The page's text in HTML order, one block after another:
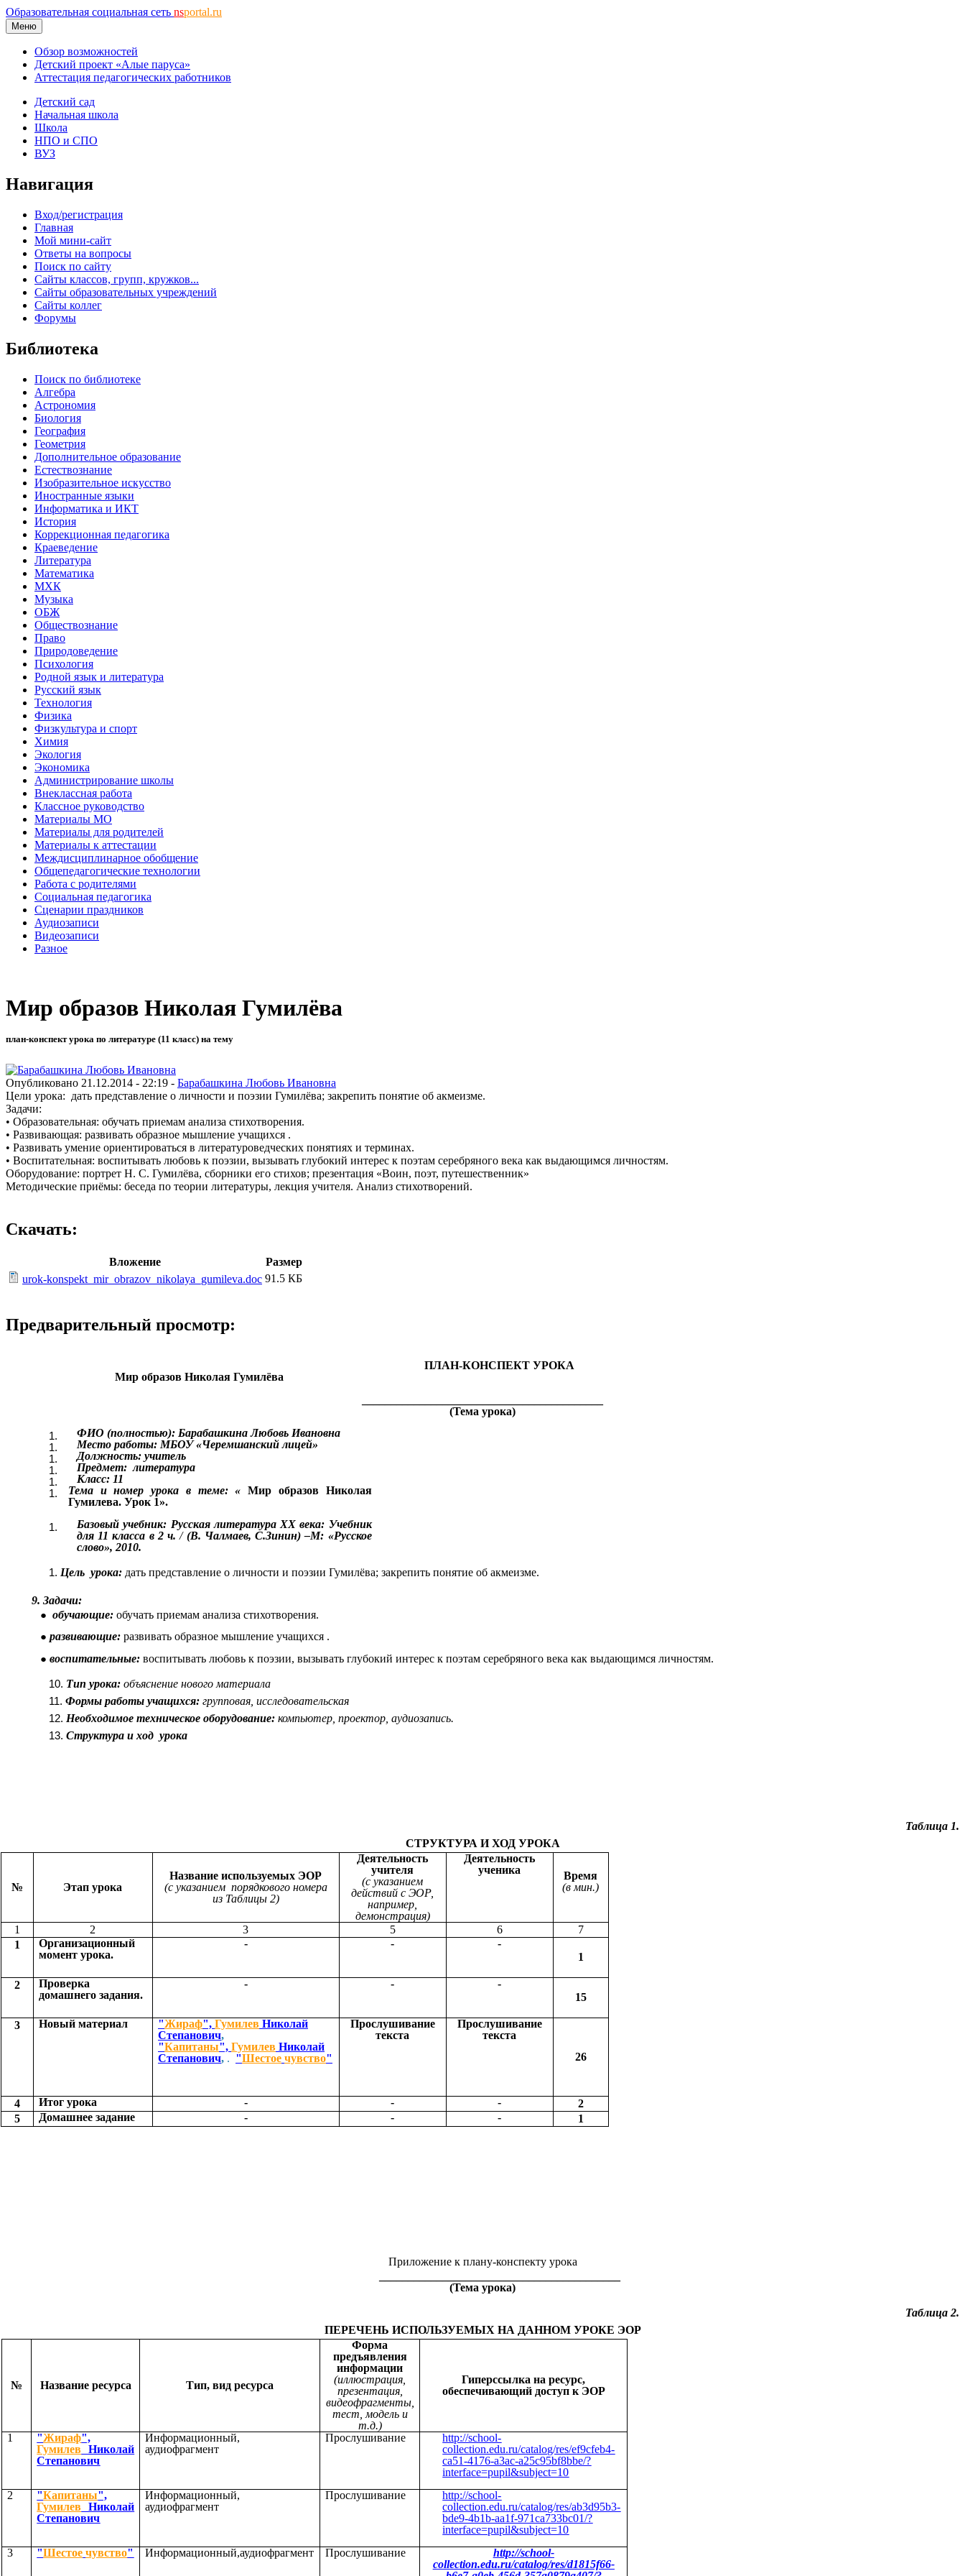
Образовательная социальная сеть nsportal.ru
Меню
Обзор возможностей
Детский проект «Алые паруса»
Аттестация педагогических работников
Детский сад
Начальная школа
Школа
НПО и СПО
ВУЗ
Навигация
Вход/регистрация
Главная
Мой мини-сайт
Ответы на вопросы
Поиск по сайту
Сайты классов, групп, кружков...
Сайты образовательных учреждений
Сайты коллег
Форумы
Библиотека
Поиск по библиотеке
Алгебра
Астрономия
Биология
География
Геометрия
Дополнительное образование
Естествознание
Изобразительное искусство
Иностранные языки
Информатика и ИКТ
История
Коррекционная педагогика
Краеведение
Литература
Математика
МХК
Музыка
ОБЖ
Обществознание
Право
Природоведение
Психология
Родной язык и литература
Русский язык
Технология
Физика
Физкультура и спорт
Химия
Экология
Экономика
Администрирование школы
Внеклассная работа
Классное руководство
Материалы МО
Материалы для родителей
Материалы к аттестации
Междисциплинарное обобщение
Общепедагогические технологии
Работа с родителями
Социальная педагогика
Сценарии праздников
Аудиозаписи
Видеозаписи
Разное
Мир образов Николая Гумилёва
план-конспект урока по литературе (11 класс) на тему
Опубликовано 21.12.2014 - 22:19 - Барабашкина Любовь Ивановна
Цели урока: дать представление о личности и поэзии Гумилёва; закрепить понятие об акмеизме.
Задачи:
• Образовательная: обучать приемам анализа стихотворения.
• Развивающая: развивать образное мышление учащихся .
• Развивать умение ориентироваться в литературоведческих понятиях и терминах.
• Воспитательная: воспитывать любовь к поэзии, вызывать глубокий интерес к поэтам серебряного века как выдающимся личностям.
Оборудование: портрет Н. С. Гумилёва, сборники его стихов; презентация «Воин, поэт, путешественник»
Методические приёмы: беседа по теории литературы, лекция учителя. Анализ стихотворений.
Скачать:
Вложение
Размер
urok-konspekt_mir_obrazov_nikolaya_gumileva.doc 91.5 КБ
Предварительный просмотр:
ПЛАН-КОНСПЕКТ УРОКА
Мир образов Николая Гумилёва
(Тема урока)
ФИО (полностью): Барабашкина Любовь Ивановна
Место работы: МБОУ «Черемшанский лицей»
Должность: учитель
Предмет: литература
Класс: 11
Тема и номер урока в теме: « Мир образов Николая
Гумилева. Урок 1».
Базовый учебник: Русская литература XX века: Учебник
для 11 класса в 2 ч./(В. Чалмаев, С.Зинин) –М: «Русское
слово», 2010.
Цель урока: дать представление о личности и поэзии Гумилёва; закрепить понятие об акмеизме.
9. Задачи:
обучающие: обучать приемам анализа стихотворения.
развивающие: развивать образное мышление учащихся .
воспитательные: воспитывать любовь к поэзии, вызывать глубокий интерес к поэтам серебряного века как выдающимся личностям.
Тип урока: объяснение нового материала
Формы работы учащихся: групповая, исследовательская
Необходимое техническое оборудование: компьютер, проектор, аудиозапись.
Структура и ход урока
Таблица 1.
СТРУКТУРА И ХОД УРОКА
№ Этап урока
Название используемых ЭОР
(с указанием порядкового номера
из Таблицы 2)
Деятельность
учителя
(с указанием
действий с ЭОР,
например,
демонстрация)
Деятельность
ученика
Время
(в мин.)
1 2 3 5 6
7
1
Организационный
момент урока.
- -
-
1
2
Проверка
домашнего задания.
- -
-
15
3 Новый материал "Жираф", Гумилев Николай
Степанович,
"Капитаны", Гумилев Николай
Степанович, . "Шестое чувство"
Прослушивание
текста
Прослушивание
текста
26
4 Итог урока - - -
2
5
Домашнее задание - - - 1
Приложение к плану-конспекту урока
(Тема урока)
Таблица 2.
ПЕРЕЧЕНЬ ИСПОЛЬЗУЕМЫХ НА ДАННОМ УРОКЕ ЭОР
№ Название ресурса Тип, вид ресурса
Форма
предъявления
информации
(иллюстрация,
презентация,
видеофрагменты,
тест, модель и
т.д.)
Гиперссылка на ресурс,
обеспечивающий доступ к ЭОР
1 "Жираф",
Гумилев Николай
Степанович
Информационный,
аудиофрагмент
Прослушивание
http://school-
collection.edu.ru/catalog/res/ef9cfeb4-
ca51-4176-a3ac-a25c95bf8bbe/?
interface=pupil&subject=10
2
"Капитаны",
Гумилев Николай
Степанович
Информационный,
аудиофрагмент
Прослушивание
http://school-
collection.edu.ru/catalog/res/ab3d95b3-
bde9-4b1b-aa1f-971ca733bc01/?
interface=pupil&subject=10
3
"Шестое чувство" Информационный,аудиофрагмент Прослушивание
http://school-
collection.edu.ru/catalog/res/d1815f66-